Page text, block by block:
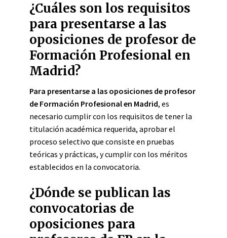
¿Cuáles son los requisitos
para presentarse a las
oposiciones de profesor de
Formación Profesional en
Madrid?
Para presentarse a las oposiciones de profesor
de Formación Profesional en Madrid, es
necesario cumplir con los requisitos de tener la
titulación académica requerida, aprobar el
proceso selectivo que consiste en pruebas
teóricas y prácticas, y cumplir con los méritos
establecidos en la convocatoria.
¿Dónde se publican las
convocatorias de
oposiciones para